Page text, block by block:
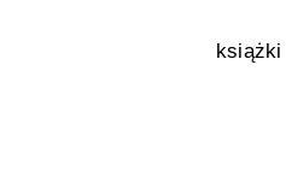
książki